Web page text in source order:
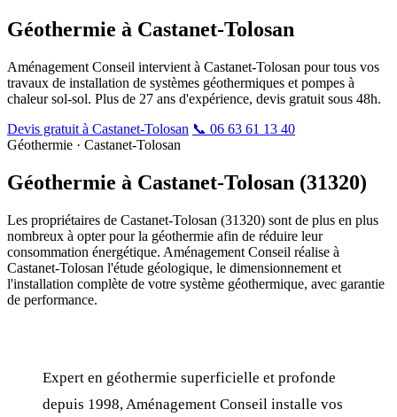
Géothermie à Castanet-Tolosan
Aménagement Conseil intervient à Castanet-Tolosan pour tous vos
travaux de installation de systèmes géothermiques et pompes à
chaleur sol-sol. Plus de 27 ans d'expérience, devis gratuit sous 48h.
Devis gratuit à Castanet-Tolosan 📞 06 63 61 13 40
Géothermie · Castanet-Tolosan
Géothermie à Castanet-Tolosan (31320)
Les propriétaires de Castanet-Tolosan (31320) sont de plus en plus
nombreux à opter pour la géothermie afin de réduire leur
consommation énergétique. Aménagement Conseil réalise à
Castanet-Tolosan l'étude géologique, le dimensionnement et
l'installation complète de votre système géothermique, avec garantie
de performance.
Expert en géothermie superficielle et profonde
depuis 1998, Aménagement Conseil installe vos